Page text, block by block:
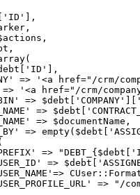
=> '<a href="/crm/
href="/crm/
=>
=>
=> $documentName,
=> "/